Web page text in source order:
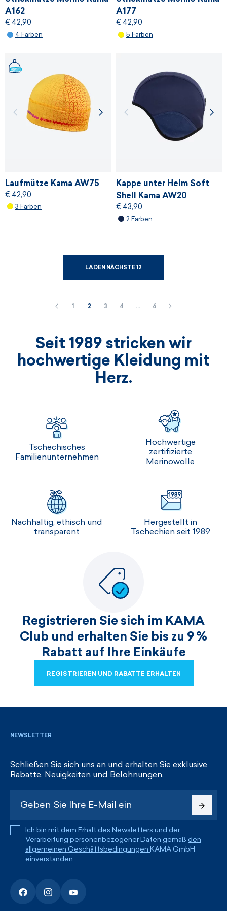
A162
€ 42,90
4 Farben
A177
€ 42,90
5 Farben
Laufmütze Kama AW75
€ 42,90
3 Farben
Kappe unter Helm Soft
Shell Kama AW20
€ 43,90
2 Farben
LADEN NÄCHSTE 12
1 2 3 4 … 6
Seit 1989 stricken wir
hochwertige Kleidung mit
Herz.
Tschechisches
Familienunternehmen
Hochwertige
zertifizierte
Merinowolle
Nachhaltig, ethisch und
transparent
Hergestellt in
Tschechien seit 1989
Registrieren Sie sich im KAMA
Club und erhalten Sie bis zu 9 %
Rabatt auf Ihre Einkäufe
REGISTRIEREN UND RABATTE ERHALTEN
NEWSLETTER
Schließen Sie sich uns an und erhalten Sie exklusive
Rabatte, Neuigkeiten und Belohnungen.
Ich bin mit dem Erhalt des Newsletters und der
Verarbeitung personenbezogener Daten gemäß den
allgemeinen Geschäftsbedingungen KAMA GmbH
einverstanden.